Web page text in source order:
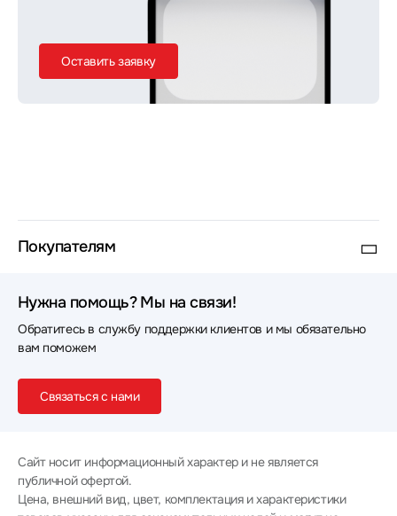
Оставить заявку
Покупателям
Нужна помощь? Мы на связи!
Обратитесь в службу поддержки клиентов и мы обязательно
вам поможем
Связаться с нами
Сайт носит информационный характер и не является
публичной офертой.
Цена, внешний вид, цвет, комплектация и характеристики